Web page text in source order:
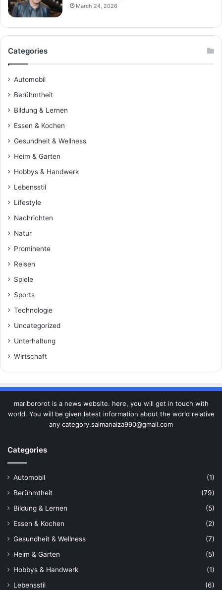
March 24, 2026
Categories
Automobil
Berühmtheit
Bildung & Lernen
Essen & Kochen
Gesundheit & Wellness
Heim & Garten
Hobbys & Handwerk
Lebensstil
Lifestyle
Nachrichten
Natur
Prominente
Reisen
Spiele
Sports
Technologie
Uncategorized
Unterhaltung
Wirtschaft
marlbororot is a news website. here, you will get in touch with
world. You will be given latest information about the world relative
any category.salmanaiza990@gmail.com
Categories
Automobil
(1)
Berühmtheit
(79)
Bildung & Lernen
(5)
Essen & Kochen
(2)
Gesundheit & Wellness
(7)
Heim & Garten
(5)
Hobbys & Handwerk
(1)
Lebensstil
(6)